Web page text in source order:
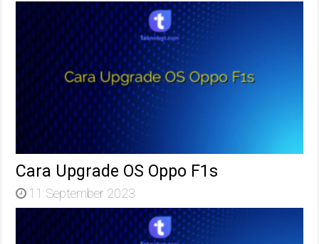
Cara Upgrade OS Oppo F1s
11 September 2023